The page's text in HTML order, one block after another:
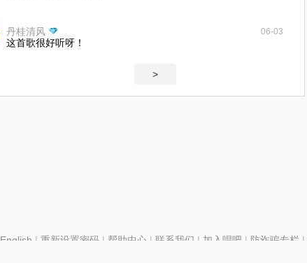
丹桂清风 06-03
这首歌很好听呀！
>
English | 重新设置密码| 帮助中心 | 联系我们 | 加入唱吧 | 防诈骗专栏 |